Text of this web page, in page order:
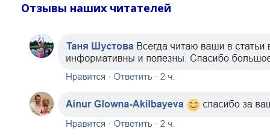
Отзывы наших читателей